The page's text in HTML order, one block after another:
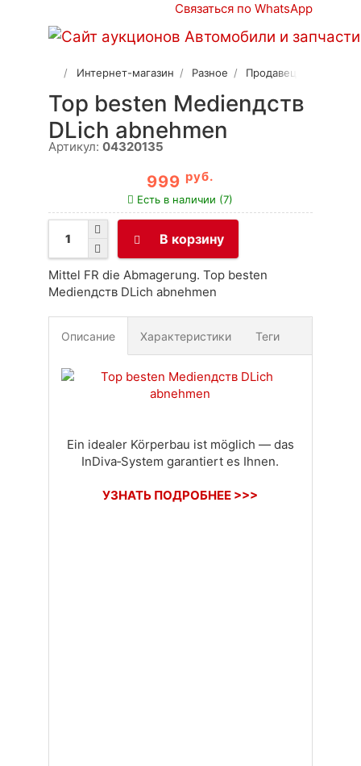
Связаться по WhatsApp
Интернет-магазин Разное Продавец 2
Top besten Medienдств
DLich abnehmen
Артикул: 04320135
999 руб.
Есть в наличии (7)
В корзину
Mittel FR die Abmagerung. Top besten
Medienдств DLich abnehmen
Описание Характеристики Теги
Доставка Оплата Своя вкладка
Ein idealer Körperbau ist möglich — das
InDiva‑System garantiert es Ihnen.
УЗНАТЬ ПОДРОБНЕЕ >>>